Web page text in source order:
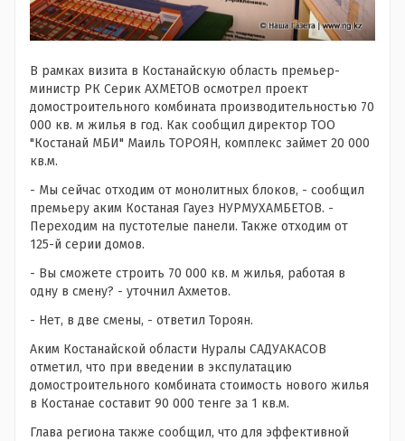
В рамках визита в Костанайскую область премьер-
министр РК Серик АХМЕТОВ осмотрел проект
домостроительного комбината производительностью 70
000 кв. м жилья в год. Как сообщил директор ТОО
"Костанай МБИ" Маиль ТОРОЯН, комплекс займет 20 000
кв.м.
- Мы сейчас отходим от монолитных блоков, - сообщил
премьеру аким Костаная Гауез НУРМУХАМБЕТОВ. -
Переходим на пустотелые панели. Также отходим от
125-й серии домов.
- Вы сможете строить 70 000 кв. м жилья, работая в
одну в смену? - уточнил Ахметов.
- Нет, в две смены, - ответил Тороян.
Аким Костанайской области Нуралы САДУАКАСОВ
отметил, что при введении в экспулатацию
домостроительного комбината стоимость нового жилья
в Костанае составит 90 000 тенге за 1 кв.м.
Глава региона также сообщил, что для эффективной